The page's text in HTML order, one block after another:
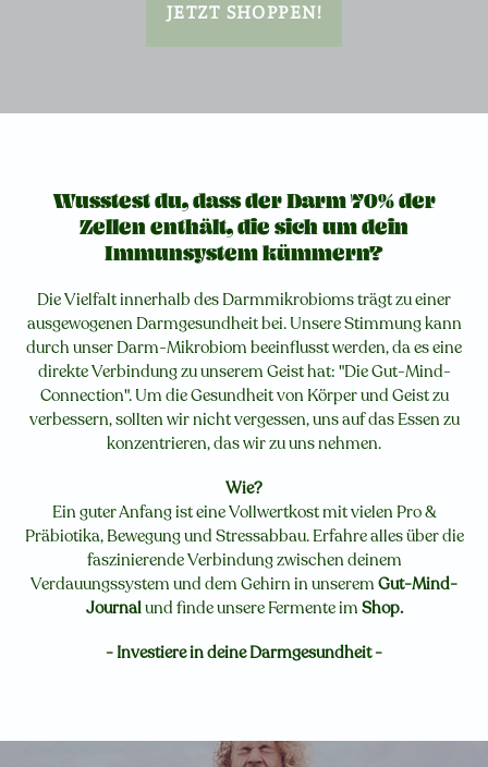
JETZT SHOPPEN!
Wusstest du, dass der Darm 70% der
Zellen enthält, die sich um dein
Immunsystem kümmern?
Die Vielfalt innerhalb des Darmmikrobioms trägt zu einer
ausgewogenen Darmgesundheit bei. Unsere Stimmung kann
durch unser Darm-Mikrobiom beeinflusst werden, da es eine
direkte Verbindung zu unserem Geist hat: "Die Gut-Mind-
Connection". Um die Gesundheit von Körper und Geist zu
verbessern, sollten wir nicht vergessen, uns auf das Essen zu
konzentrieren, das wir zu uns nehmen.
Wie?
Ein guter Anfang ist eine Vollwertkost mit vielen Pro &
Präbiotika, Bewegung und Stressabbau. Erfahre alles über die
faszinierende Verbindung zwischen deinem
Verdauungssystem und dem Gehirn in unserem Gut-Mind-
Journalund finde unsere Fermente im Shop.
- Investiere in deine Darmgesundheit-